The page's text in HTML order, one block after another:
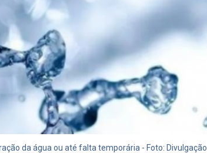
da água ou até falta temporária - Foto: Divulgação